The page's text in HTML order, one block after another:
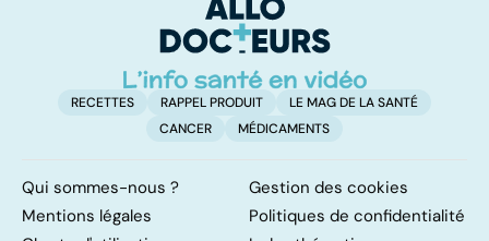
RECETTES RAPPEL PRODUIT
LE MAG DE LA SANTÉ
CANCER
MÉDICAMENTS
Qui sommes-nous ?
Gestion des cookies
Mentions légales
Politiques de confidentialité